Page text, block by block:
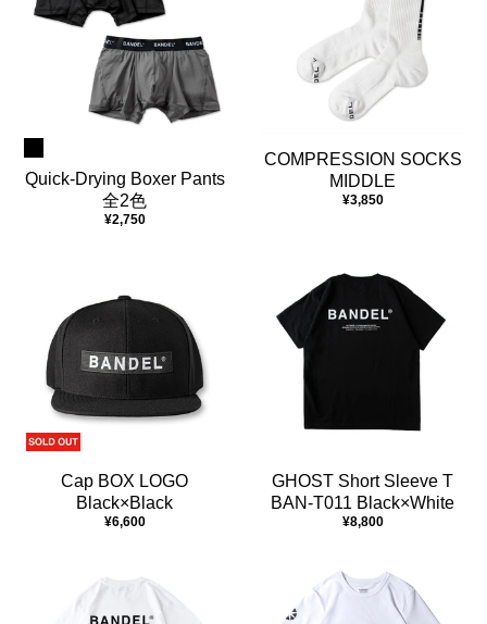
Quick-Drying Boxer Pants
全2色
¥2,750
COMPRESSION SOCKS
MIDDLE
¥3,850
Cap BOX LOGO
Black×Black
¥6,600
GHOST Short Sleeve T
BAN-T011 Black×White
¥8,800